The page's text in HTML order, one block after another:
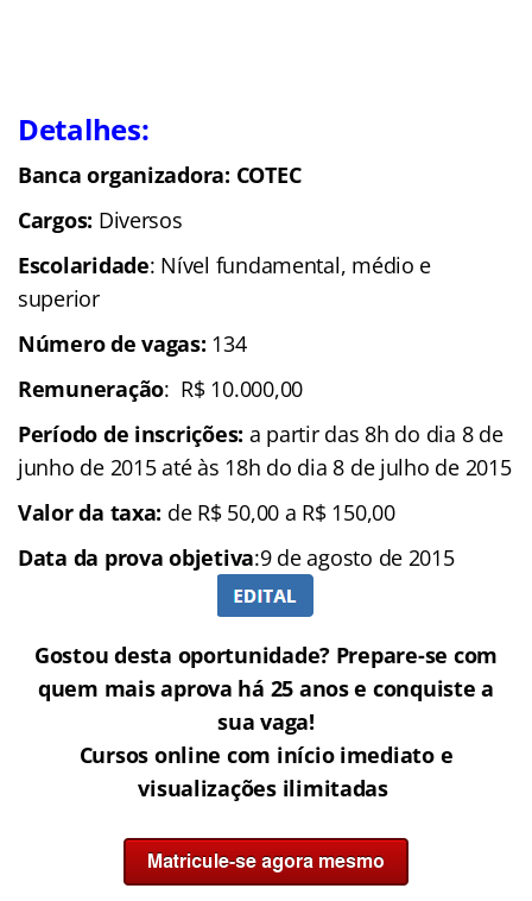
Detalhes:
Banca organizadora: COTEC
Cargos: Diversos
Escolaridade: Nível fundamental, médio e
superior
Número de vagas: 134
Remuneração: R$ 10.000,00
Período de inscrições: a partir das 8h do dia 8 de
junho de 2015 até às 18h do dia 8 de julho de 2015
Valor da taxa: de R$ 50,00 a R$ 150,00
Data da prova objetiva:9 de agosto de 2015
Gostou desta oportunidade? Prepare-se com
quem mais aprova há 25 anos e conquiste a
sua vaga!
Cursos online com início imediato e
visualizações ilimitadas